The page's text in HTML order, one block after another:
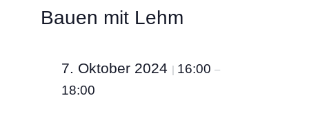
Bauen mit Lehm
7. Oktober 2024 | 16:00 –
18:00